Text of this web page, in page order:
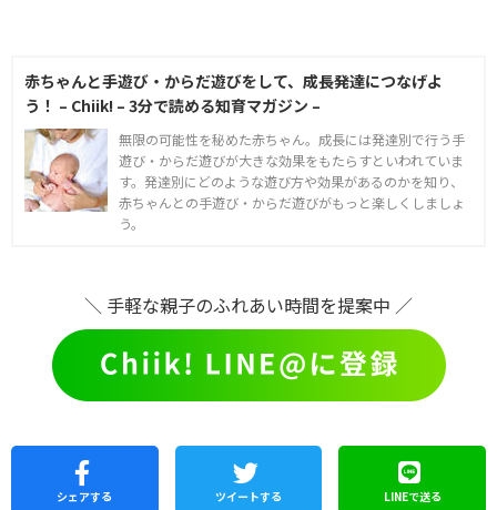
赤ちゃんと手遊び・からだ遊びをして、成長発達につなげよ
う！ – Chiik! – 3分で読める知育マガジン –
無限の可能性を秘めた赤ちゃん。成長には発達別で行う手
遊び・からだ遊びが大きな効果をもたらすといわれていま
す。発達別にどのような遊び方や効果があるのかを知り、
赤ちゃんとの手遊び・からだ遊びがもっと楽しくしましょ
う。
＼ 手軽な親子のふれあい時間を提案中 ／
シェアする ツイートする LINEで送る